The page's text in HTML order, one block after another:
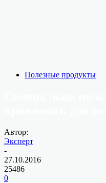
Полезные продукты
Автор:
Эксперт
-
27.10.2016
25486
0